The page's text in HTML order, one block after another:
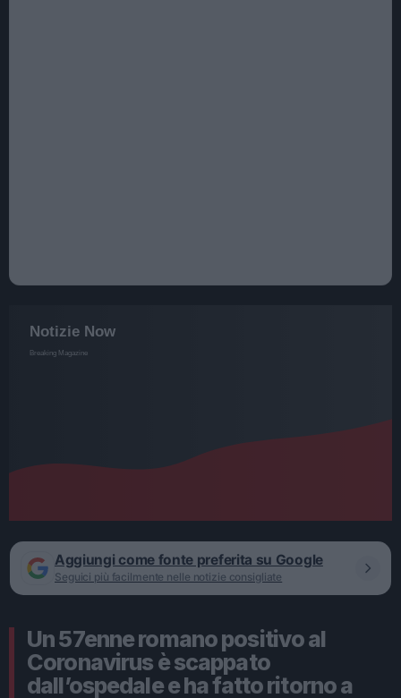
Aggiungi come fonte preferita su Google
Seguici più facilmente nelle notizie consigliate
Un 57enne romano positivo al
Coronavirus è scappato
dall’ospedale e ha fatto ritorno a